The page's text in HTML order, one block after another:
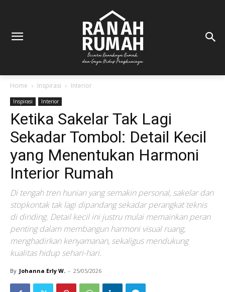
Home Inspirasi Interior
Inspirasi Interior
Ketika Sakelar Tak Lagi
Sekadar Tombol: Detail Kecil
yang Menentukan Harmoni
Interior Rumah
Di tengah tren hunian yang semakin personal, sakelar dan
stopkontak tak lagi dipandang sekadar perangkat teknis
di dinding. Detail kecil ini justru mulai memainkan peran
penting dalam membangun harmoni visual ruang,
menghadirkan kenyamanan, sekaligus mendukung
kualitas hidup sehari-hari.
By Johanna Erly W. - 25/05/2026